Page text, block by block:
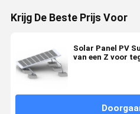
Krijg De Beste Prijs Voor
Solar Panel PV
van een Z voor